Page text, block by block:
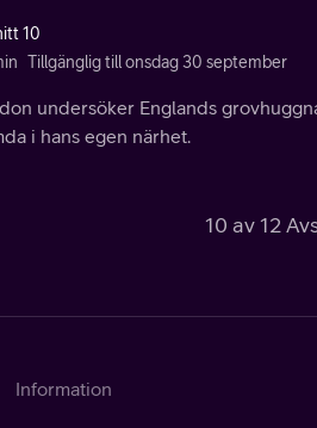
10
Tillgänglig till onsdag 30 september
undersöker Englands
i hans egen närhet.
10 av 12
Information